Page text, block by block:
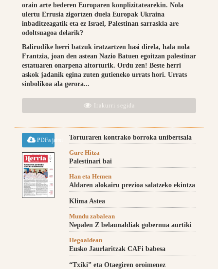
orain arte bederen Europaren konplizitatearekin. Nola
ulertu Errusia zigortzen duela Europak Ukraina
inbaditzeagatik eta ez Israel, Palestinan sarraskia are
odoltsuagoa delarik?
Balirudike herri batzuk iratzartzen hasi direla, hala nola
Frantzia, joan den astean Nazio Batuen egoitzan palestinar
estatuaren onarpena aitorturik. Ordu zen! Beste herri
askok jadanik egina zuten gutieneko urrats hori. Urrats
sinbolikoa ala gerora...
Irakurri segida
PDFa jaitsi Torturaren kontrako borroka unibertsala
Gure Hitza
Palestinari bai
Han eta Hemen
Aldaren alokairu prezioa salatzeko ekintza
Klima Astea
Mundu zabalean
Nepalen Z belaunaldiak gobernua aurtiki
Hegoaldean
Eusko Jaurlaritzak CAFi babesa
“Txiki” eta Otaegiren oroimenez